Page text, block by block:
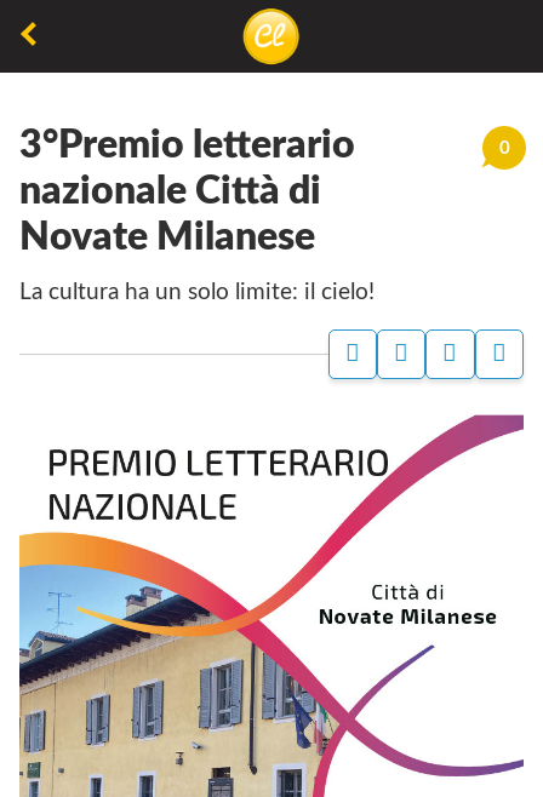
non
permette
camminare,
ma
0
3°Premio letterario
nazionale Città di
Novate Milanese
La cultura ha un solo limite: il cielo!